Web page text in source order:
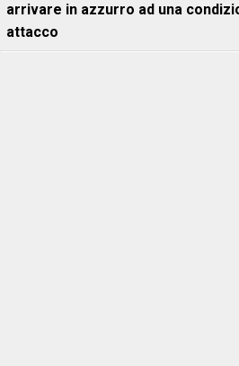
arrivare in azzurro ad una
attacco